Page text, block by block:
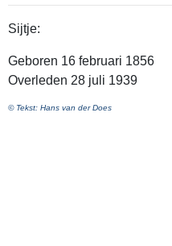
Sijtje:
Geboren 16 februari 1856
Overleden 28 juli 1939
© Tekst: Hans van der Does